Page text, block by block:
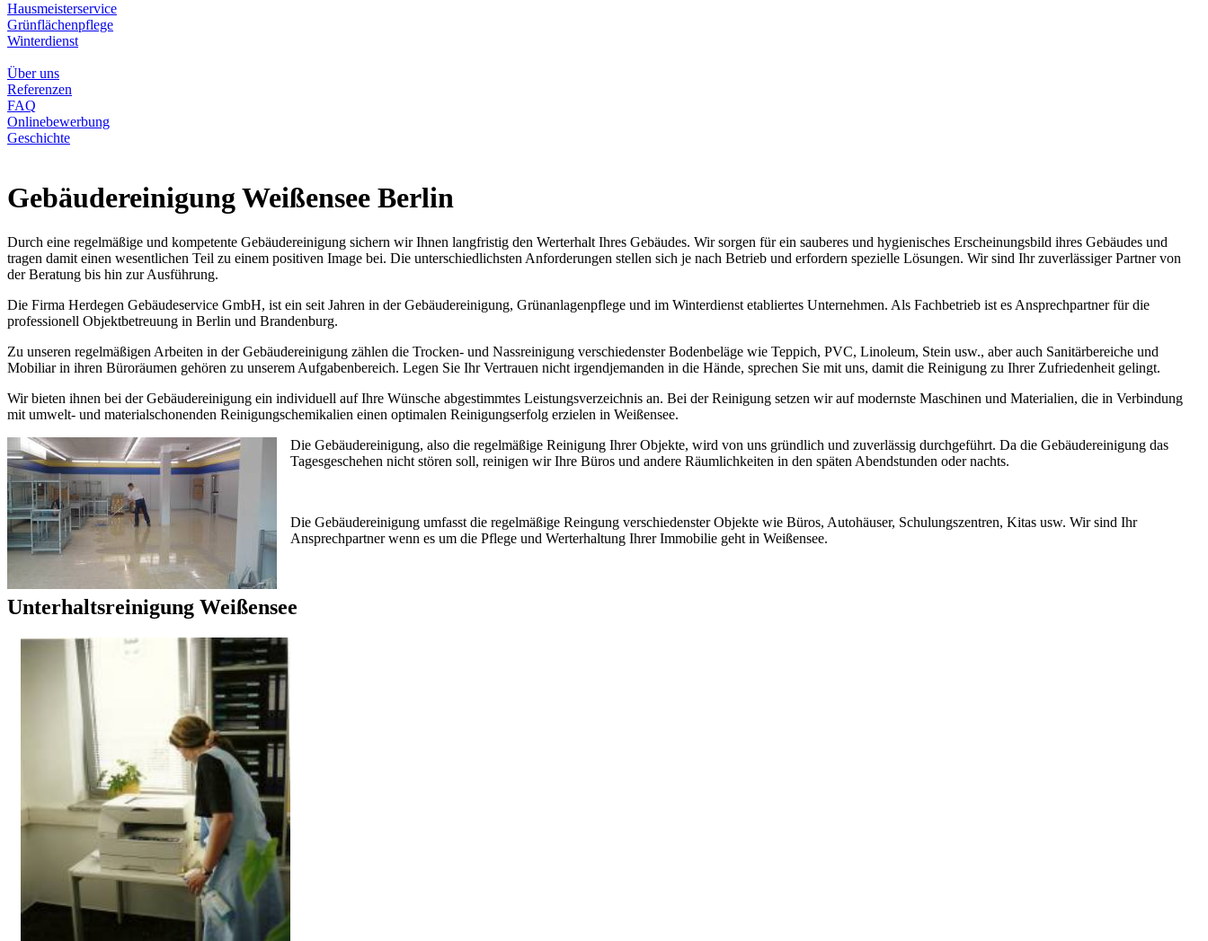
Hausmeisterservice
Grünflächenpflege
Winterdienst
Über uns
Referenzen
FAQ
Onlinebewerbung
Geschichte
Gebäudereinigung Weißensee Berlin
Durch eine regelmäßige und kompetente Gebäudereinigung sichern wir Ihnen langfristig den Werterhalt Ihres Gebäudes. Wir sorgen für ein sauberes und hygienisches Erscheinungsbild ihres Gebäudes und
tragen damit einen wesentlichen Teil zu einem positiven Image bei. Die unterschiedlichsten Anforderungen stellen sich je nach Betrieb und erfordern spezielle Lösungen. Wir sind Ihr zuverlässiger Partner von
der Beratung bis hin zur Ausführung.
Die Firma Herdegen Gebäudeservice GmbH, ist ein seit Jahren in der Gebäudereinigung, Grünanlagenpflege und im Winterdienst etabliertes Unternehmen. Als Fachbetrieb ist es Ansprechpartner für die
professionell Objektbetreuung in Berlin und Brandenburg.
Zu unseren regelmäßigen Arbeiten in der Gebäudereinigung zählen die Trocken- und Nassreinigung verschiedenster Bodenbeläge wie Teppich, PVC, Linoleum, Stein usw., aber auch Sanitärbereiche und
Mobiliar in ihren Büroräumen gehören zu unserem Aufgabenbereich. Legen Sie Ihr Vertrauen nicht irgendjemanden in die Hände, sprechen Sie mit uns, damit die Reinigung zu Ihrer Zufriedenheit gelingt.
Wir bieten ihnen bei der Gebäudereinigung ein individuell auf Ihre Wünsche abgestimmtes Leistungsverzeichnis an. Bei der Reinigung setzen wir auf modernste Maschinen und Materialien, die in Verbindung
mit umwelt- und materialschonenden Reinigungschemikalien einen optimalen Reinigungserfolg erzielen in Weißensee.
Die Gebäudereinigung, also die regelmäßige Reinigung Ihrer Objekte, wird von uns gründlich und zuverlässig durchgeführt. Da die Gebäudereinigung das
Tagesgeschehen nicht stören soll, reinigen wir Ihre Büros und andere Räumlichkeiten in den späten Abendstunden oder nachts.
Die Gebäudereinigung umfasst die regelmäßige Reingung verschiedenster Objekte wie Büros, Autohäuser, Schulungszentren, Kitas usw. Wir sind Ihr
Ansprechpartner wenn es um die Pflege und Werterhaltung Ihrer Immobilie geht in Weißensee.
Unterhaltsreinigung Weißensee